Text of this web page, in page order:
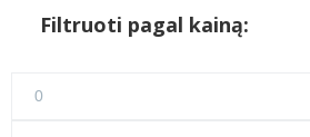
Filtruoti pagal kainą: